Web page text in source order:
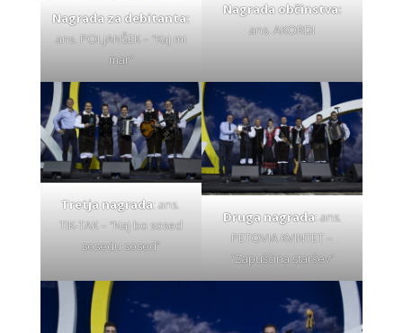
Nagrada za debitanta:
ans. POLJANŠEK – “Kaj mi
mar”
Nagrada občinstva:
ans. AKORDI
Tretja nagrada: ans.
TIK-TAK – “Naj bo sosed
sosedu sosed”
Druga nagrada: ans.
PETOVIA KVINTET –
“Zapuščina staršev”